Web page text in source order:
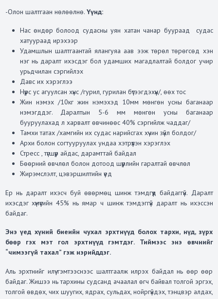
-Олон шалтгаан нөлөөлнө. Үүнд:
Нас өндөр болоод судасны уян хатан чанар буураад судас
хатуураад ирэхээр
Удамшлын шалтгаантай ялангуяа аав ээж төрөл төрөгсөд хэн
нэг нь даралт ихэсдэг бол удамших магадлалтай болдог учир
урьдчилан сэргийлэх
Давс их хэрэглээ
Нүүрс ус агуулсан хүнс /гурил, гурилан бүтээгдэхүүн/, өөх тос
Жин нэмэх /10кг жин нэмэхэд 10мм мөнгөн усны баганаар
нэмэгддэг. Даралтын 5-6 мм мөнгөн усны баганаар
бууруулахад л харвалт өвчинөөс 40% сэргийлж чаддаг/
Тамхи татах /хамгийн их судас нарийсгах хүчин зүйл болдог/
Архи болон согтууруулах ундаа хэтрүүлэн хэрэглэх
Стресс , түгшүүр айдас, дарамттай байдал
Бөөрний өвчлөл болон дотоод шүүрлийн гаралтай өвчлөл
Жирэмслэлт, цэвэршилтийн үед
Ер нь даралт ихэсч буй өвөрмөц шинж тэмдгүүд байдаггүй. Даралт
ихэсдэг хүмүүсийн 45% нь ямар ч шинж тэмдэггүй даралт нь ихэссэн
байдаг.
Энэ үед хүний биеийн чухал эрхтнүүд болох тархи, нүд, зүрх
бөөр гэх мэт гол эрхтнүүд гэмтдэг. Тиймээс энэ өвчнийг
“чимээгүй тахал” гэж нэрийддэг.
Аль эрхтнийг илүү гэмтээснээс шалтгаалж илрэх байдал нь өөр өөр
байдаг. Жишээ нь тархины судсанд ачаалал өгч байвал толгой эргэх,
толгой өвдөх, чих шуугих, ядрах, сульдах, нойргүйдэх, тэнцвэр алдах,